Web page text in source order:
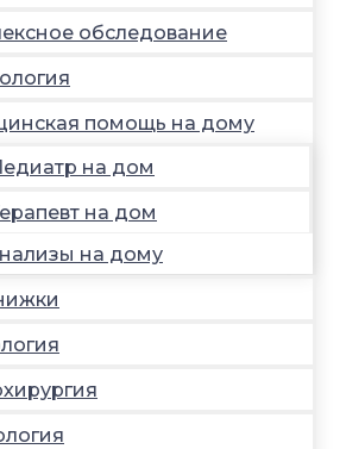
обследование
помощь на дому
на дом
на дом
на дому